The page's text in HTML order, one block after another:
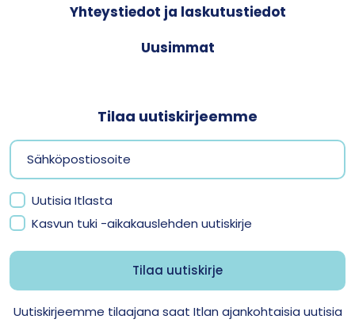
Yhteystiedot ja laskutustiedot
Uusimmat
Tilaa uutiskirjeemme
Uutisia Itlasta
Kasvun tuki -aikakauslehden uutiskirje
Uutiskirjeemme tilaajana saat Itlan ajankohtaisia uutisia